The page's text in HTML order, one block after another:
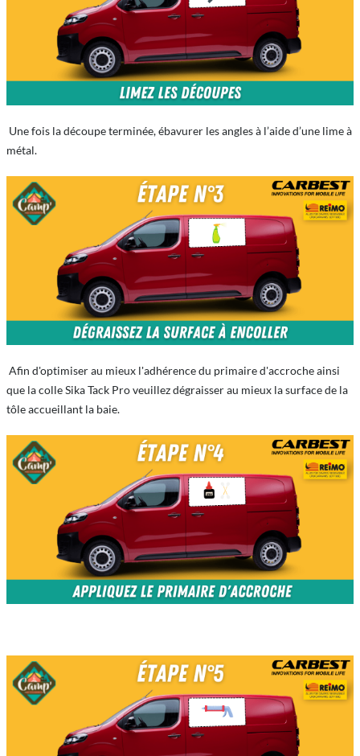
Une fois la découpe terminée, ébavurer les angles à l’aide d’une lime à
métal.
Afin d'optimiser au mieux l'adhérence du primaire d'accroche ainsi
que la colle Sika Tack Pro veuillez dégraisser au mieux la surface de la
tôle accueillant la baie.